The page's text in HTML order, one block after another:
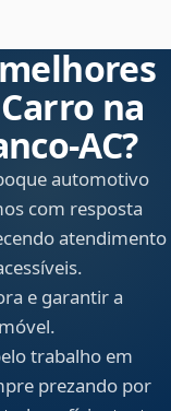
na
automotivo
com resposta
atendimento
e garantir a
trabalho em
prezando por